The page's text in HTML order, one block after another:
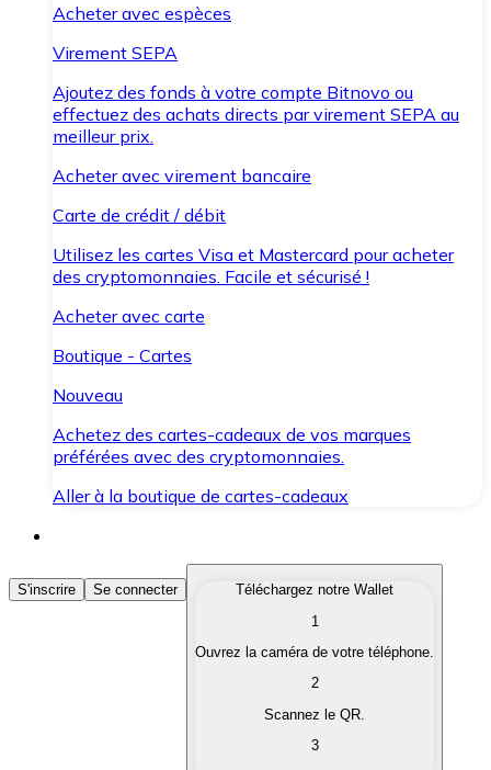
Acheter avec espèces
Virement SEPA
Ajoutez des fonds à votre compte Bitnovo ou
effectuez des achats directs par virement SEPA au
meilleur prix.
Acheter avec virement bancaire
Carte de crédit / débit
Utilisez les cartes Visa et Mastercard pour acheter
des cryptomonnaies. Facile et sécurisé !
Acheter avec carte
Boutique - Cartes
Nouveau
Achetez des cartes-cadeaux de vos marques
préférées avec des cryptomonnaies.
Aller à la boutique de cartes-cadeaux
Acheter des Cryptomonnaies
Achetez les cryptomonnaies qui vous intéressent
Convertissez vos cryptomonnaies en monnaie
S'inscrire Se connecter
Téléchargez notre Wallet
1
Ouvrez la caméra de votre téléphone.
2
Scannez le QR.
3